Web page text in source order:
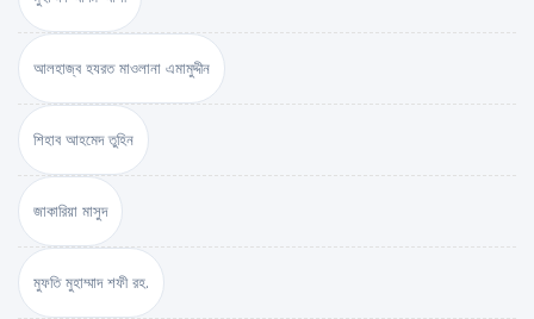
আলহাজ্ব হযরত মাওলানা এমামুদ্দীন
শিহাব আহমেদ তুহিন
জাকারিয়া মাসুদ
মুফতি মুহাম্মাদ শফী রহ.